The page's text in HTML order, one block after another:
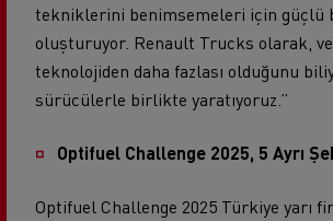
tekniklerini benimsemeleri için güçlü
oluşturuyor. Renault Trucks olarak,
teknolojiden daha fazlası olduğunu
sürücülerle birlikte yaratıyoruz.”
Optifuel Challenge 2025, 5 Ayrı
Optifuel Challenge 2025 Türkiye yarı